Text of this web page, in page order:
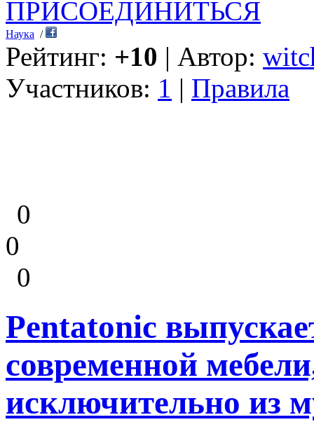
ПРИСОЕДИНИТЬСЯ
Наука /
Рейтинг: +10 | Автор:
Участников: 1 | Правила
0
0
0
Pentatonic
современной
исключительно из